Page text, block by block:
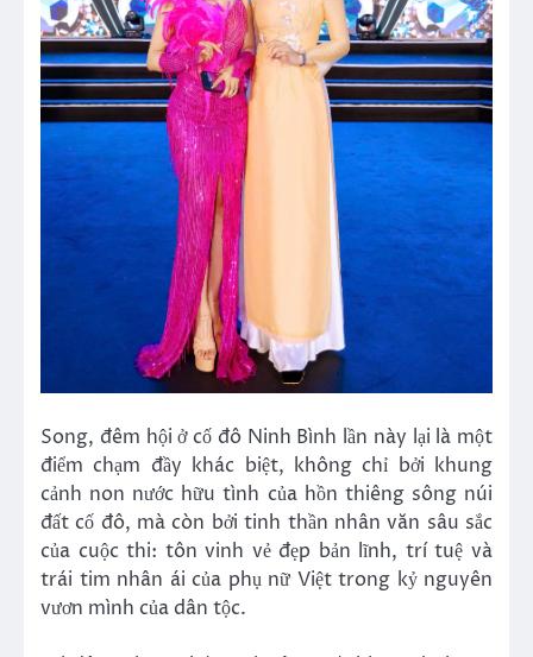
Song, đêm hội ở cố đô Ninh Bình lần này lại là một
điểm chạm đầy khác biệt, không chỉ bởi khung
cảnh non nước hữu tình của hồn thiêng sông núi
đất cố đô, mà còn bởi tinh thần nhân văn sâu sắc
của cuộc thi: tôn vinh vẻ đẹp bản lĩnh, trí tuệ và
trái tim nhân ái của phụ nữ Việt trong kỷ nguyên
vươn mình của dân tộc.